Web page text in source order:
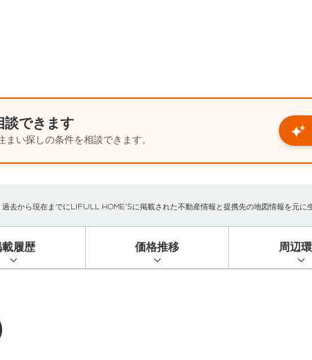
談できます
い探しの条件を相談できます。
過去から現在までにLIFULL HOME'Sに掲載された不動産情報と提携先の地図情報を元
履歴 価格推移 周辺